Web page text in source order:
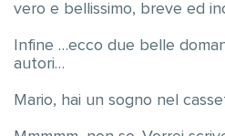
vero e bellissimo, breve ed
Infine …ecco due belle
autori…
Mario, hai un sogno nel